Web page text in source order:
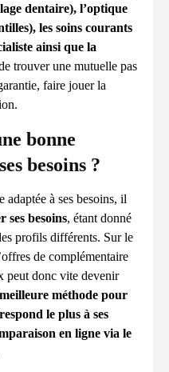
dentaire), l’optique
les soins courants
ainsi que la
trouver une mutuelle pas
faire jouer la
bonne
besoins ?
à ses besoins, il
ses besoins, étant donné
profils différents. Sur le
de complémentaire
peut donc vite devenir
méthode pour
le plus à ses
en ligne via le